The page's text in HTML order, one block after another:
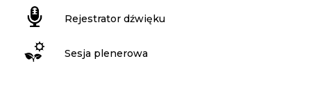
Rejestrator dźwięku
Sesja plenerowa